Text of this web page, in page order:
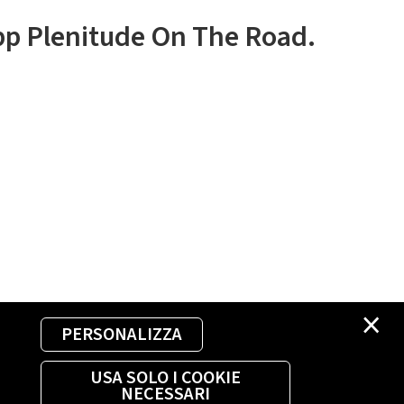
×
PERSONALIZZA
USA SOLO I COOKIE
NECESSARI
Plenitude On The Road.